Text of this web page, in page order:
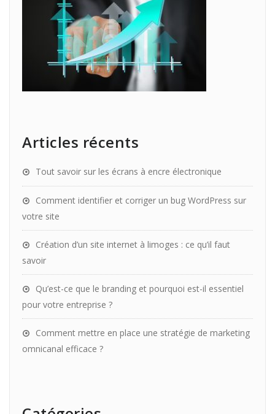
Articles récents
Tout savoir sur les écrans à encre électronique
Comment identifier et corriger un bug WordPress sur
votre site
Création d’un site internet à limoges : ce qu’il faut
savoir
Qu’est-ce que le branding et pourquoi est-il essentiel
pour votre entreprise ?
Comment mettre en place une stratégie de marketing
omnicanal efficace ?